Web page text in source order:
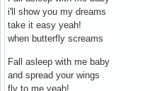
i'll show you my dreams
take it easy yeah!
when butterfly screams
Fall asleep with me baby
and spread your wings
fly to me yeah!